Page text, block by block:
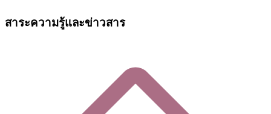
สาระความรู้และข่าวสาร